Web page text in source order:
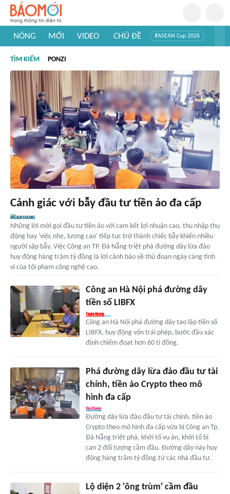
NÓNG MỚI VIDEO CHỦ ĐỀ #ASEAN Cup 2026
#Khám phá Việt Nam
TÌM KIẾM PONZI
Cảnh giác với bẫy đầu tư tiền ảo đa cấp
Những lời mời gọi đầu tư tiền ảo với cam kết lợi nhuận cao, thu nhập thụ
động hay 'việc nhẹ, lương cao' tiếp tục trở thành chiếc bẫy khiến nhiều
người sập bẫy. Việc Công an TP. Đà Nẵng triệt phá đường dây lừa đảo
huy động hàng trăm tỷ đồng là lời cảnh báo về thủ đoạn ngày càng tinh
vi của tội phạm công nghệ cao.
Công an Hà Nội phá đường dây
tiền số LIBFX
Công an Hà Nội phá đường dây tạo lập tiền số
LIBFX, huy động vốn trái phép, bước đầu xác
định chiếm đoạt hơn 60 tỉ đồng.
Phá đường dây lừa đảo đầu tư tài
chính, tiền ảo Crypto theo mô
hình đa cấp
Đường dây lừa đảo đầu tư tài chính, tiền ảo
Crypto theo mô hình đa cấp vừa bị Công an Tp.
Đà Nẵng triệt phá, khởi tố vụ án, khởi tố bị
can 2 đối tượng cầm đầu. Đường dây này huy
động hàng trăm tỷ đồng.từ các nhà đầu tư.
Lộ diện 2 'ông trùm' cầm đầu